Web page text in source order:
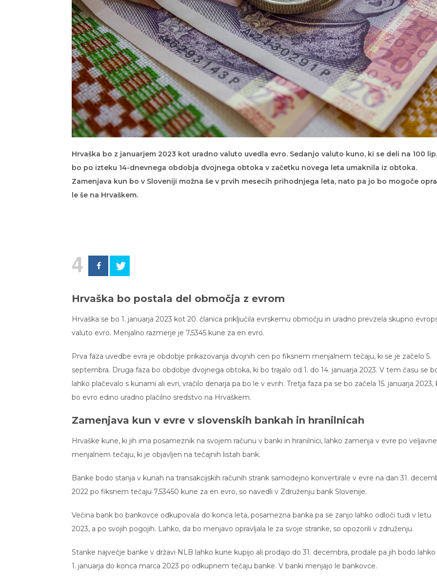
Hrvaška bo z januarjem 2023 kot uradno valuto uvedla evro. Sedanjo valuto kuno, ki se deli na 100 lip,
bo po izteku 14-dnevnega obdobja dvojnega obtoka v začetku novega leta umaknila iz obtoka.
Zamenjava kun bo v Sloveniji možna še v prvih mesecih prihodnjega leta, nato pa jo bo mogoče
le še na Hrvaškem.
4
Hrvaška bo postala del območja z evrom
Hrvaška se bo 1. januarja 2023 kot 20. članica priključila evrskemu območju in uradno prevzela skupno
valuto evro. Menjalno razmerje je 7,5345 kune za en evro.
Prva faza uvedbe evra je obdobje prikazovanja dvojnih cen po fiksnem menjalnem tečaju, ki se je začelo 5.
septembra. Druga faza bo obdobje dvojnega obtoka, ki bo trajalo od 1. do 14. januarja 2023. V tem času se
lahko plačevalo s kunami ali evri, vračilo denarja pa bo le v evrih. Tretja faza pa se bo začela 15. januarja 2023,
bo evro edino uradno plačilno sredstvo na Hrvaškem.
Zamenjava kun v evre v slovenskih bankah in hranilnicah
Hrvaške kune, ki jih ima posameznik na svojem računu v banki in hranilnici, lahko zamenja v evre po
menjalnem tečaju, ki je objavljen na tečajnih listah bank.
Banke bodo stanja v kunah na transakcijskih računih strank samodejno konvertirale v evre na dan 31.
2022 po fiksnem tečaju 7,53450 kune za en evro, so navedli v Združenju bank Slovenije.
Večina bank bo bankovce odkupovala do konca leta, posamezna banka pa se zanjo lahko odloči tudi v letu
2023, a po svojih pogojih. Lahko, da bo menjavo opravljala le za svoje stranke, so opozorili v združenju.
Stanke največje banke v državi NLB lahko kune kupijo ali prodajo do 31. decembra, prodale pa jih bodo lahko
1. januarja do konca marca 2023 po odkupnem tečaju banke. V banki menjajo le bankovce.